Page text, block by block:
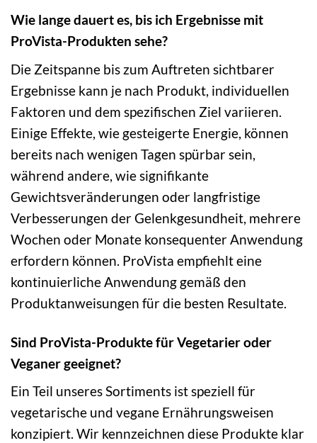
Wie lange dauert es, bis ich Ergebnisse mit
ProVista-Produkten sehe?
Die Zeitspanne bis zum Auftreten sichtbarer
Ergebnisse kann je nach Produkt, individuellen
Faktoren und dem spezifischen Ziel variieren.
Einige Effekte, wie gesteigerte Energie, können
bereits nach wenigen Tagen spürbar sein,
während andere, wie signifikante
Gewichtsveränderungen oder langfristige
Verbesserungen der Gelenkgesundheit, mehrere
Wochen oder Monate konsequenter Anwendung
erfordern können. ProVista empfiehlt eine
kontinuierliche Anwendung gemäß den
Produktanweisungen für die besten Resultate.
Sind ProVista-Produkte für Vegetarier oder
Veganer geeignet?
Ein Teil unseres Sortiments ist speziell für
vegetarische und vegane Ernährungsweisen
konzipiert. Wir kennzeichnen diese Produkte klar